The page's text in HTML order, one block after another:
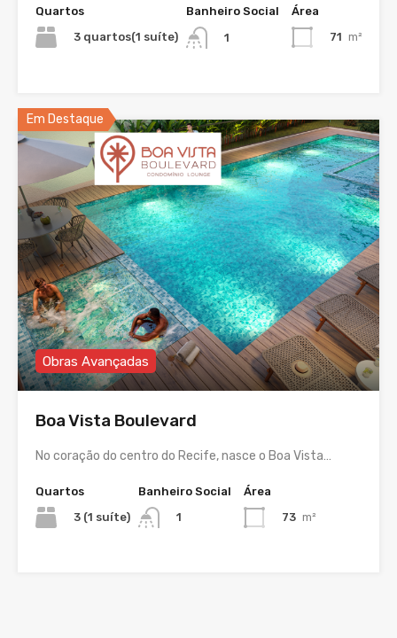
Quartos
3 quartos(1 suíte)
Banheiro Social
1
Área
71 m²
Em Destaque
Obras Avançadas
Boa Vista Boulevard
No coração do centro do Recife, nasce o Boa Vista…
Quartos
3 (1 suíte)
Banheiro Social
1
Área
73 m²